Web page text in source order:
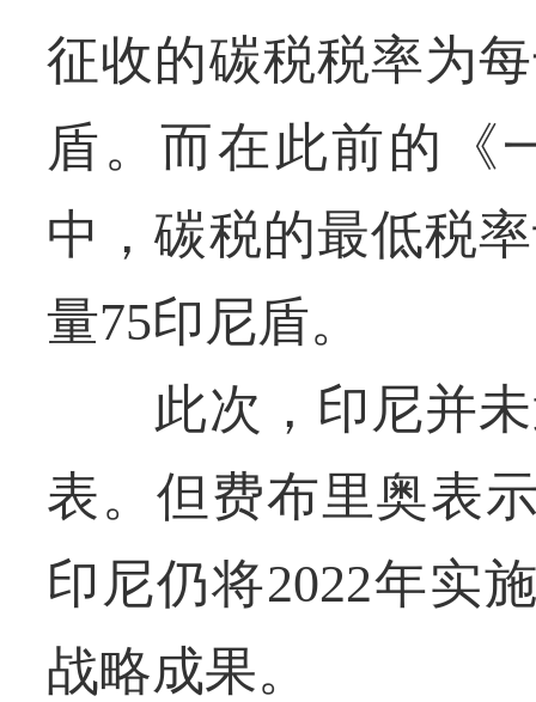
征收的碳税税率为
盾。而在此前的《
中，碳税的最低税
量75印尼盾。
此次，印尼并未
表。但费布里奥表
印尼仍将2022年实
战略成果。